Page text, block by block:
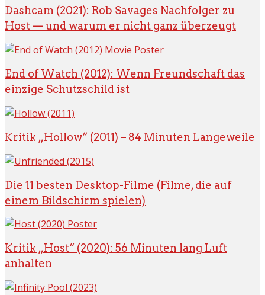
Dashcam (2021): Rob Savages Nachfolger zu
Host — und warum er nicht ganz überzeugt
End of Watch (2012): Wenn Freundschaft das
einzige Schutzschild ist
Kritik „Hollow“ (2011) – 84 Minuten Langeweile
Die 11 besten Desktop-Filme (Filme, die auf
einem Bildschirm spielen)
Kritik „Host“ (2020): 56 Minuten lang Luft
anhalten